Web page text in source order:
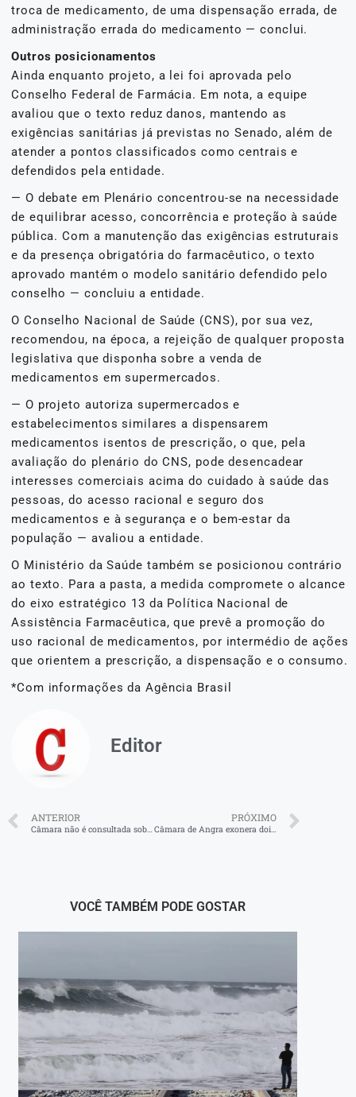
troca de medicamento, de uma dispensação errada, de
administração errada do medicamento — conclui.
Outros posicionamentos
Ainda enquanto projeto, a lei foi aprovada pelo
Conselho Federal de Farmácia. Em nota, a equipe
avaliou que o texto reduz danos, mantendo as
exigências sanitárias já previstas no Senado, além de
atender a pontos classificados como centrais e
defendidos pela entidade.
— O debate em Plenário concentrou-se na necessidade
de equilibrar acesso, concorrência e proteção à saúde
pública. Com a manutenção das exigências estruturais
e da presença obrigatória do farmacêutico, o texto
aprovado mantém o modelo sanitário defendido pelo
conselho — concluiu a entidade.
O Conselho Nacional de Saúde (CNS), por sua vez,
recomendou, na época, a rejeição de qualquer proposta
legislativa que disponha sobre a venda de
medicamentos em supermercados.
— O projeto autoriza supermercados e
estabelecimentos similares a dispensarem
medicamentos isentos de prescrição, o que, pela
avaliação do plenário do CNS, pode desencadear
interesses comerciais acima do cuidado à saúde das
pessoas, do acesso racional e seguro dos
medicamentos e à segurança e o bem-estar da
população — avaliou a entidade.
O Ministério da Saúde também se posicionou contrário
ao texto. Para a pasta, a medida compromete o alcance
do eixo estratégico 13 da Política Nacional de
Assistência Farmacêutica, que prevê a promoção do
uso racional de medicamentos, por intermédio de ações
que orientem a prescrição, a dispensação e o consumo.
*Com informações da Agência Brasil
Editor
ANTERIOR
Câmara não é consultada sobre reordenamento no Retiro
PRÓXIMO
Câmara de Angra exonera dois servidores
VOCÊ TAMBÉM PODE GOSTAR